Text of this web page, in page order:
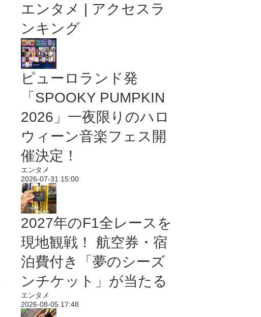
エンタメ | アクセスラ
ンキング
ピューロランド発
「SPOOKY PUMPKIN
2026」一夜限りのハロ
ウィーン音楽フェス開
催決定！
エンタメ
2026-07-31 15:00
2027年のF1全レースを
現地観戦！ 航空券・宿
泊費付き「夢のシーズ
ンチケット」が当たる
エンタメ
2026-08-05 17:48